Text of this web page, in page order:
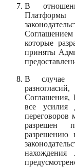
В
Платформы
которые
приняты
В случае
Соглашения,
все усилия
переговоров
разрешен
разрешению